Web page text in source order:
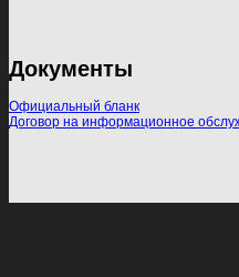
Документы
Официальный бланк
Договор на информационное